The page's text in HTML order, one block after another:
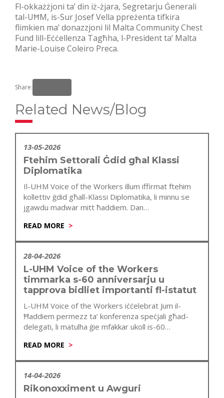
Fl-okkażżjoni ta’ din iż-żjara, Segretarju Ġenerali
tal-UĦM, is-Sur Josef Vella ppreżenta tifkira
flimkien ma’ donazzjoni lil Malta Community Chest
Fund lill-Eċċellenza Tagħha, l-President ta’ Malta
Marie-Louise Coleiro Preca.
Share:
Related News/Blog
13-05-2026
Ftehim Settorali Ġdid għal Klassi
Diplomatika
Il-UHM Voice of the Workers illum iffirmat ftehim
kollettiv ġdid għall-Klassi Diplomatika, li minnu se
jgawdu madwar mitt ħaddiem. Dan…
READ MORE
28-04-2026
L-UHM Voice of the Workers
timmarka s-60 anniversarju u
tapprova bidliet importanti fl-istatut
L-UHM Voice of the Workers iċċelebrat Jum il-
Ħaddiem permezz ta’ konferenza speċjali għad-
delegati, li matulha ġie mfakkar ukoll is-60
READ MORE
14-04-2026
Rikonoxximent u Awguri